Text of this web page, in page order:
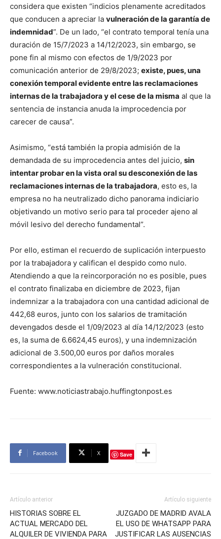
considera que existen “indicios plenamente acreditados
que conducen a apreciar la vulneración de la garantía de
indemnidad”. De un lado, “el contrato temporal tenía una
duración de 15/7/2023 a 14/12/2023, sin embargo, se
pone fin al mismo con efectos de 1/9/2023 por
comunicación anterior de 29/8/2023; existe, pues, una
conexión temporal evidente entre las reclamaciones
internas de la trabajadora y el cese de la misma al que la
sentencia de instancia anuda la improcedencia por
carecer de causa”.
Asimismo, “está también la propia admisión de la
demandada de su improcedencia antes del juicio, sin
intentar probar en la vista oral su desconexión de las
reclamaciones internas de la trabajadora, esto es, la
empresa no ha neutralizado dicho panorama indiciario
objetivando un motivo serio para tal proceder ajeno al
móvil lesivo del derecho fundamental”.
Por ello, estiman el recuerdo de suplicación interpuesto
por la trabajadora y califican el despido como nulo.
Atendiendo a que la reincorporación no es posible, pues
el contrato finalizaba en diciembre de 2023, fijan
indemnizar a la trabajadora con una cantidad adicional de
442,68 euros, junto con los salarios de tramitación
devengados desde el 1/09/2023 al día 14/12/2023 (esto
es, la suma de 6.6624,45 euros), y una indemnización
adicional de 3.500,00 euros por daños morales
correspondientes a la vulneración constitucional.
Fuente: www.noticiastrabajo.huffingtonpost.es
Facebook X Save
Artículo anterior
HISTORIAS SOBRE EL
ACTUAL MERCADO DEL
ALQUILER DE VIVIENDA PARA
Artículo siguiente
JUZGADO DE MADRID AVALA
EL USO DE WHATSAPP PARA
JUSTIFICAR LAS AUSENCIAS